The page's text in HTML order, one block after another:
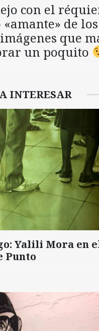
con el
«amante» de
que
un poquito
INTERESAR
Yalili Mora en
Punto